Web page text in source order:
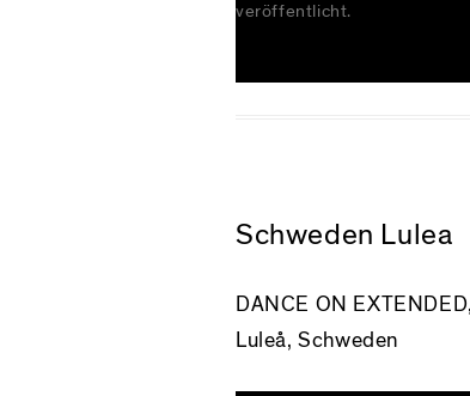
veröffentlicht.
Schweden Lulea
DANCE ON
Luleå, Schweden